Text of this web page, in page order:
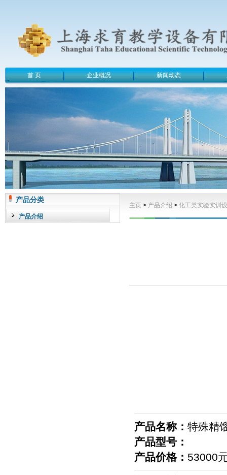
首 页 企业概况 新闻动态
产品分类
产品介绍
主页 > 产品介绍 > 化工类实验实训
产品名称： 特殊精
产品型号：
产品价格： 53000